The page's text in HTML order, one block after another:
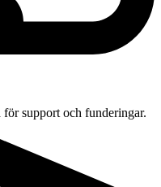
support och funderingar.